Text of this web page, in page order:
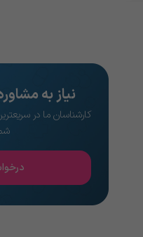
نیاز به
کارشناسان ما در